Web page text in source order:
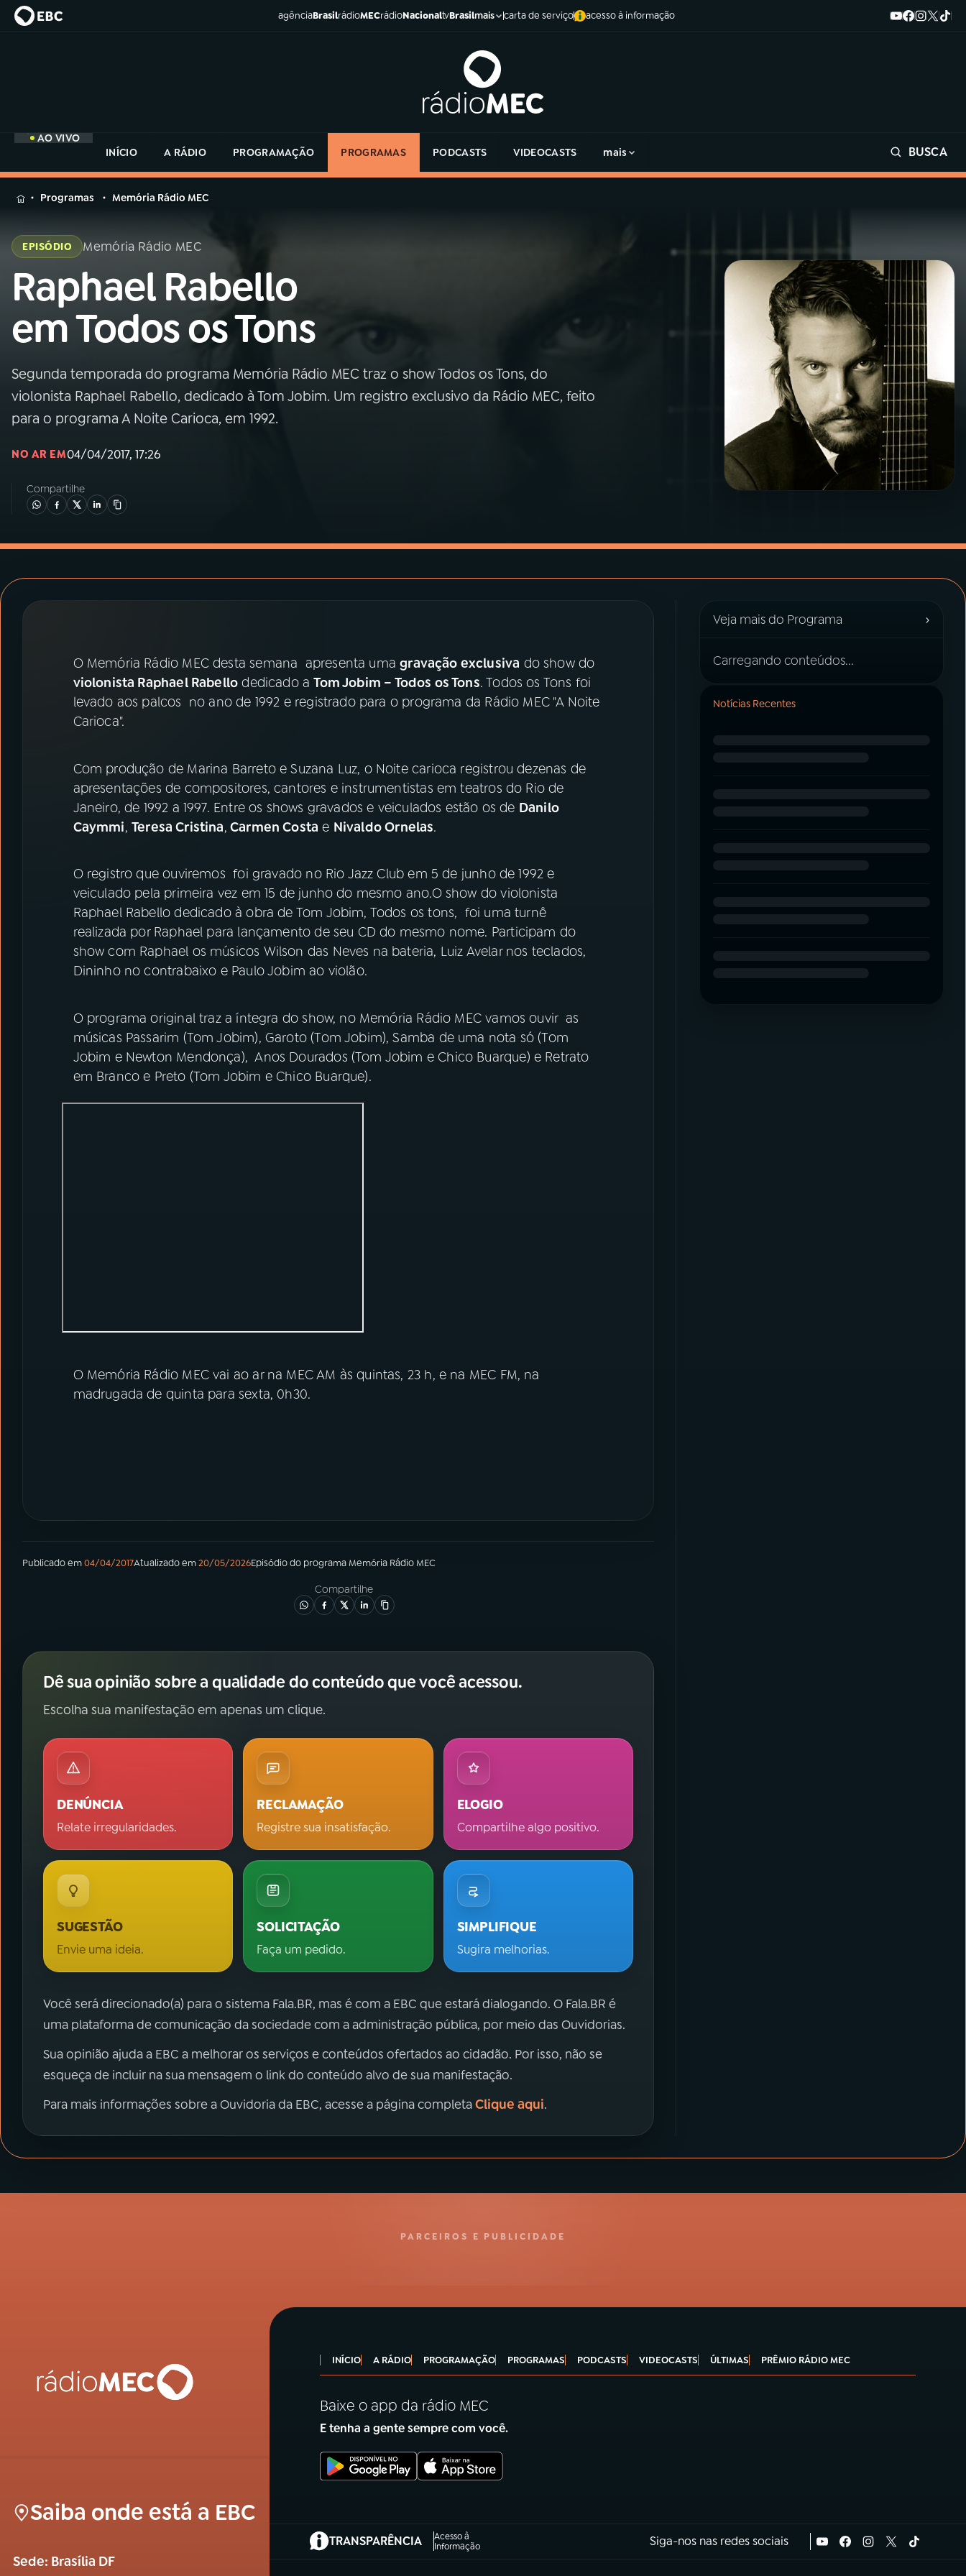
agênciaBrasilrádioMECrádioNacionaltvBrasilmais carta de serviço acesso à informação
AO VIVO
INÍCIO
A RÁDIO PROGRAMAÇÃO PROGRAMAS PODCASTS VIDEOCASTS mais BUSCA
MENU
Buscar
na
Rádio
MEC
Início AO VIVO
03PROGRAMAÇÃO
04PROGRAMAS
05PODCASTS
PRÊMIO RÁDIO MEC
YouTube Facebook
Instagram X
na
Rádio
Programas Memória Rádio MEC
EPISÓDIO Memória Rádio MEC
Raphael Rabello
em Todos os Tons
Segunda temporada do programa Memória Rádio MEC traz o show Todos os Tons, do
violonista Raphael Rabello, dedicado à Tom Jobim. Um registro exclusivo da Rádio MEC, feito
para o programa A Noite Carioca, em 1992.
NO AR EM04/04/2017, 17:26
Compartilhe
O Memória Rádio MEC desta semana apresenta umagravação exclusiva do show do
violonista Raphael Rabello dedicado aTom Jobim – Todos os Tons. Todos os Tons foi
levado aos palcos no ano de 1992 e registrado para o programa da Rádio MEC "A Noite
Carioca".
Com produção de Marina Barreto e Suzana Luz, o Noite carioca registrou dezenas de
apresentações de compositores, cantores e instrumentistas em teatros do Rio de
Janeiro, de 1992 a 1997. Entre os shows gravados e veiculados estão os de Danilo
Caymmi, Teresa Cristina, Carmen Costa e Nivaldo Ornelas.
O registro que ouviremos foi gravado no Rio Jazz Club em 5 de junho de 1992 e
veiculado pela primeira vez em 15 de junho do mesmo ano.O show do violonista
Raphael Rabello dedicado à obra de Tom Jobim, Todos os tons, foi uma turnê
realizada por Raphael para lançamento de seu CD do mesmo nome. Participam do
show com Raphael os músicos Wilson das Neves na bateria, Luiz Avelar nos teclados,
Dininho no contrabaixo e Paulo Jobim ao violão.
O programa original traz a íntegra do show, no Memória Rádio MEC vamos ouvir as
músicas Passarim (Tom Jobim), Garoto (Tom Jobim), Samba de uma nota só (Tom
Jobim e Newton Mendonça), Anos Dourados (Tom Jobim e Chico Buarque) e Retrato
em Branco e Preto (Tom Jobim e Chico Buarque).
O Memória Rádio MEC vai ao ar na MEC AM às quintas, 23 h, e na MEC FM, na
madrugada de quinta para sexta, 0h30.
Publicado em04/04/2017Atualizado em20/05/2026Episódiodo programa Memória Rádio MEC
Compartilhe
Dê sua opinião sobre a qualidade do conteúdo que você acessou.
Escolha sua manifestação em apenas um clique.
DENÚNCIA
Relate irregularidades.
RECLAMAÇÃO
Registre sua insatisfação.
ELOGIO
Compartilhe algo positivo.
SUGESTÃO
Envie uma ideia.
SOLICITAÇÃO
Faça um pedido.
SIMPLIFIQUE
Sugira melhorias.
Você será direcionado(a) para o sistema Fala.BR, mas é com a EBC que estará dialogando. O Fala.BR é
uma plataforma de comunicação da sociedade com a administração pública, por meio das Ouvidorias.
Sua opinião ajuda a EBC a melhorar os serviços e conteúdos ofertados ao cidadão. Por isso, não se
esqueça de incluir na sua mensagem o link do conteúdo alvo de sua manifestação.
Para mais informações sobre a Ouvidoria da EBC, acesse a página completaClique aqui.
Veja mais do Programa ›
Carregando conteúdos...
Notícias Recentes
PARCEIROS E PUBLICIDADE
Saiba onde está a EBC
Sede: Brasília DF
INÍCIO A RÁDIO PROGRAMAÇÃO PROGRAMAS PODCASTS VIDEOCASTS ÚLTIMAS PRÊMIO RÁDIO MEC
Baixe o app da rádio MEC
E tenha a gente sempre com você.
TRANSPARÊNCIA
Acesso à
Informação
(abre em nova aba) Siga-nos nas redes sociais